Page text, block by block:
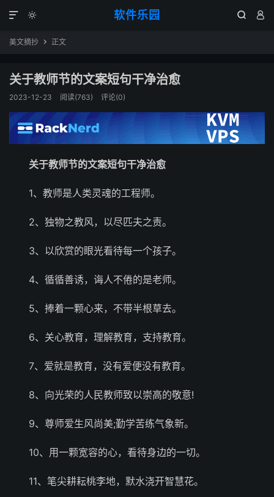
软件乐园 
 

美文摘抄  正文
关于教师节的文案短句干净治愈
2023-12-23 阅读(763) 评论(0)
关于教师节的文案短句干净治愈
1、教师是人类灵魂的工程师。
2、独物之教风，以尽匹夫之责。
3、以欣赏的眼光看待每一个孩子。
4、循循善诱，诲人不倦的是老师。
5、捧着一颗心来，不带半根草去。
6、关心教育，理解教育，支持教育。
7、爱就是教育，没有爱便没有教育。
8、向光荣的人民教师致以崇高的敬意!
9、尊师爱生风尚美;勤学苦练气象新。
10、用一颗宽容的心，看待身边的一切。
11、笔尖耕耘桃李地，默水浇开智慧花。